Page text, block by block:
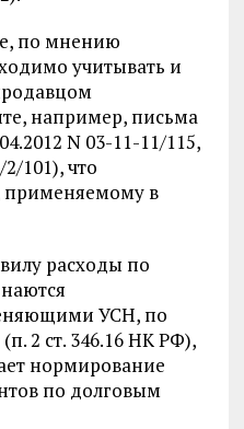
по мнению
учитывать и
например, письма
N 03-11-11/115,
101), что
применяемому в
расходы по
УСН, по
2 ст. 346.16 НК РФ),
нормирование
по долговым